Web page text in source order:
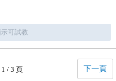
可試教
/ 3 頁 下一頁